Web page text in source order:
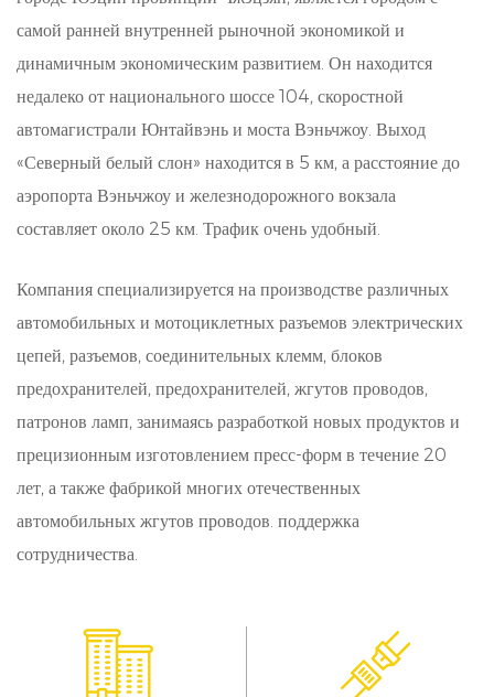
уплотнений является их приятная герметичность.
Благодаря точному проектированию и отбору
материалов резиновые уплотнения создают
жесткий барьер, эффективно предотвращая
Эта функция имеет решающее значение для
соединителей в различных средах.
Высокая температурная нагрузка и стабильность:
Наши резиновые уплотнения обладают
термостойкостью и устойчивостью, что делает их
пригодными для применения при повышенной
температуре. Будь то в автомобильных двигателях,
промышленных машинах или электрических
герметизации даже в тепловых условиях.
самой ранней внутренней рыночной экономикой и
динамичным экономическим развитием. Он находится
недалеко от национального шоссе 104, скоростной
автомагистрали Юнтайвэнь и моста Вэньчжоу. Выход
«Северный белый слон» находится в 5 км, а расстояние до
аэропорта Вэньчжоу и железнодорожного вокзала
составляет около 25 км. Трафик очень удобный.
Компания специализируется на производстве различных
автомобильных и мотоциклетных разъемов электрических
цепей, разъемов, соединительных клемм, блоков
предохранителей, предохранителей, жгутов проводов,
патронов ламп, занимаясь разработкой новых продуктов и
прецизионным изготовлением пресс-форм в течение 20
лет, а также фабрикой многих отечественных
автомобильных жгутов проводов. поддержка
сотрудничества.